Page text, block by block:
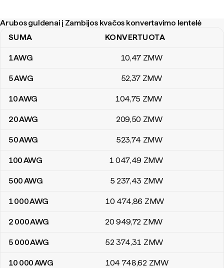
Arubos guldenai į Zambijos kvačos konvertavimo lentelė
Arubos guldenai į Zambijos kvačos konvertavimo lentelė
SUMA KONVERTUOTA
1AWG 10,47 ZMW
5AWG 52,37 ZMW
10AWG 104,75 ZMW
20AWG 209,50 ZMW
50AWG 523,74 ZMW
100AWG 1 047,49 ZMW
500AWG 5 237,43 ZMW
1 000AWG 10 474,86 ZMW
2 000AWG 20 949,72 ZMW
5 000AWG 52 374,31 ZMW
10 000AWG 104 748,62 ZMW